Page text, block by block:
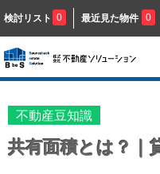
検討リスト 0 最近見た物件 0
不動産豆知識
共有面積とは？｜